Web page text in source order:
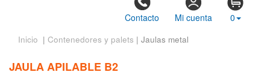
Contacto Mi cuenta 0
Inicio | Contenedores y palets | Jaulas metal
JAULA APILABLE B2